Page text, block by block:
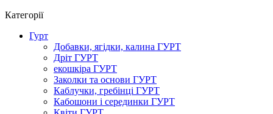
Категорії
Гурт
Добавки, ягідки, калина ГУРТ
Дріт ГУРТ
екошкіра ГУРТ
Заколки та основи ГУРТ
Каблучки, гребінці ГУРТ
Кабошони і серединки ГУРТ